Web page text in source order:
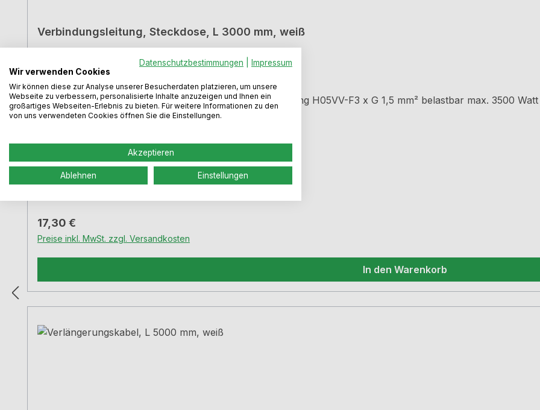
Verbindungsleitung, Steckdose, L 3000 mm, weiß
Mit Schutzkontakt-Winkelstecker Schalenkupplung Leitung H05VV-F3 x G 1,5 mm² belastbar max. 3500 Watt
Regulärer Preis:
17,30 €
Preise inkl. MwSt. zzgl. Versandkosten
In den Warenkorb
Datenschutzbestimmungen
Impressum
Wir verwenden Cookies
Wir können diese zur Analyse unserer Besucherdaten platzieren, um unsere
Webseite zu verbessern, personalisierte Inhalte anzuzeigen und Ihnen ein
großartiges Webseiten-Erlebnis zu bieten. Für weitere Informationen zu den
von uns verwendeten Cookies öffnen Sie die Einstellungen.
Akzeptieren
Ablehnen Einstellungen